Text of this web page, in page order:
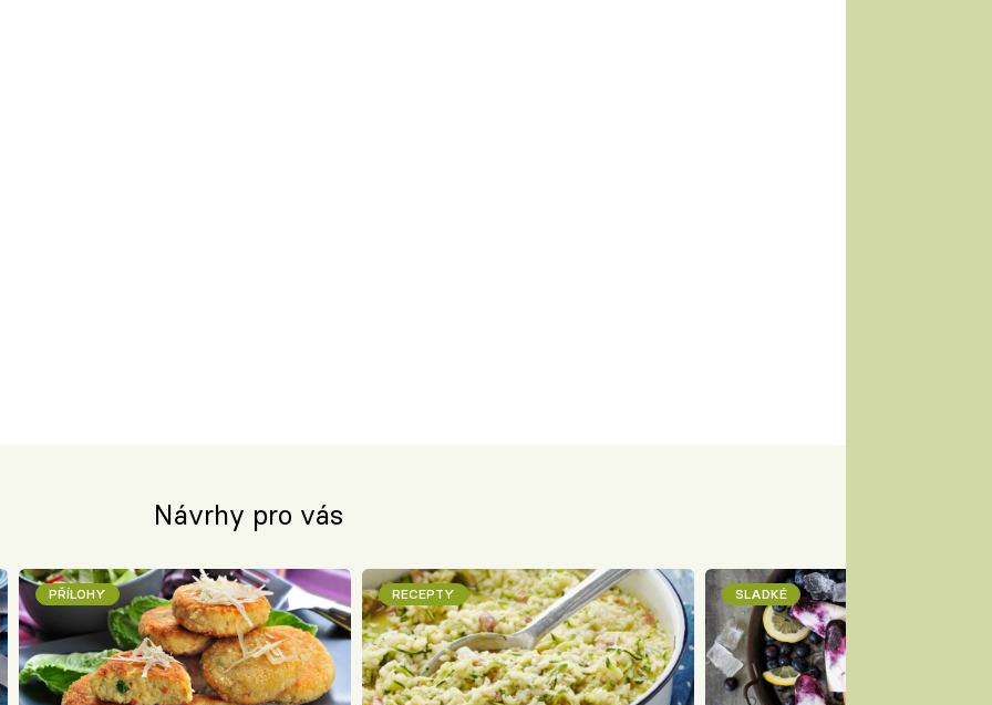
Návrhy pro vás
PŘÍLOHY RECEPTY SLADKÉ